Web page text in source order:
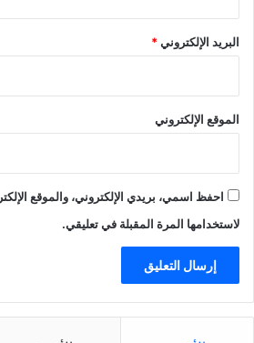
البريد الإلكتروني*
الموقع الإلكتروني
احفظ اسمي، بريدي الإلكتروني، والموقع
لاستخدامها المرة المقبلة في تعليقي.